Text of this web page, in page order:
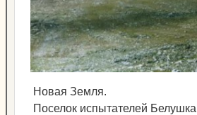
Новая Земля.
Поселок испытателей Белушка